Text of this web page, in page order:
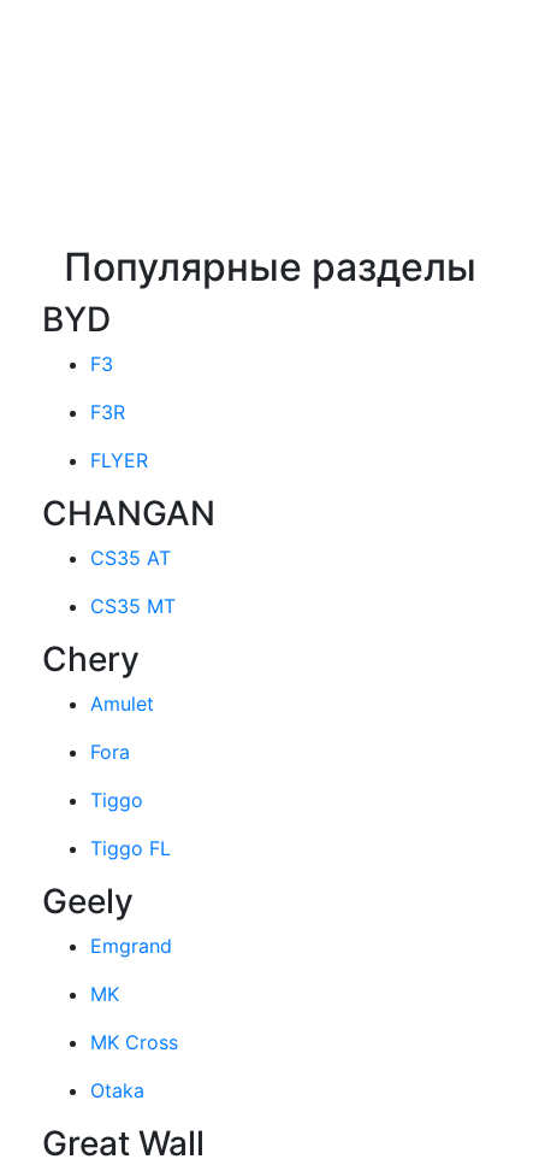
Популярные разделы
BYD
F3
F3R
FLYER
CHANGAN
CS35 AT
CS35 MT
Chery
Amulet
Fora
Tiggo
Tiggo FL
Geely
Emgrand
MK
MK Cross
Otaka
Great Wall